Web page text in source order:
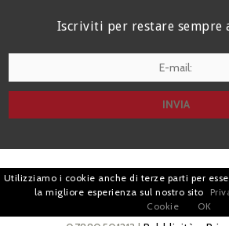
Iscriviti per restare sempre
| Avv. Giacomo
Piazza di Campitelli, 2 - 00186
Utilizziamo i cookie anche di terze parti per
la migliore esperienza sul nostro sito
Cookie
OK